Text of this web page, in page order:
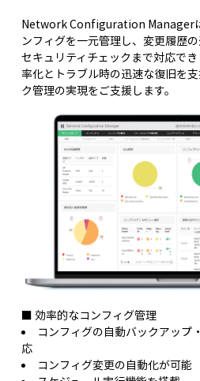
Network Configuration Manager
ンフィグを一元管理し、変更履歴
セキュリティチェックまで対応で
率化とトラブル時の迅速な復旧を
ク管理の実現をご支援します。
■ 効率的なコンフィグ管理
コンフィグの自動バックアップ
応
コンフィグ変更の自動化が可能